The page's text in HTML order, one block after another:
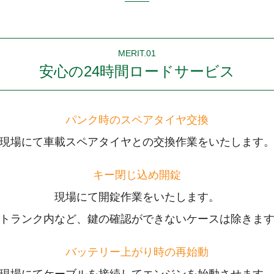
MERIT.01
安心の24時間ロードサービス
パンク時のスペアタイヤ交換
現場にて車載スペアタイヤとの交換作業をいたします。
キー閉じ込め開錠
現場にて開錠作業をいたします。
ランク内など、鍵の確認ができないケースは除きま
バッテリー上がり時の再始動